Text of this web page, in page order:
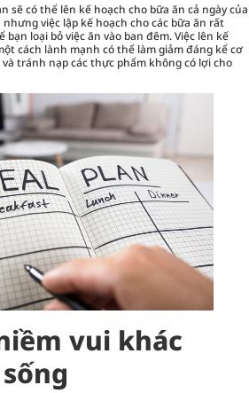
sẽ có thể lên kế hoạch cho bữa ăn cả ngày của
việc lập kế hoạch cho các bữa ăn rất
loại bỏ việc ăn vào ban đêm. Việc lên kế
cách lành mạnh có thể làm giảm đáng kể cơ
tránh nạp các thực phẩm không có lợi cho
vui khác